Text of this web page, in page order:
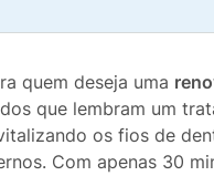
quem deseja uma
que lembram um
os fios de
Com apenas 30